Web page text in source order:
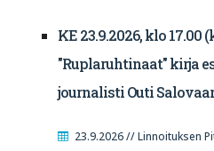
KE 23.9.2026, klo 17.00
"Ruplaruhtinaat" kirja
journalisti Outi
23.9.2026 // Linnoituksen